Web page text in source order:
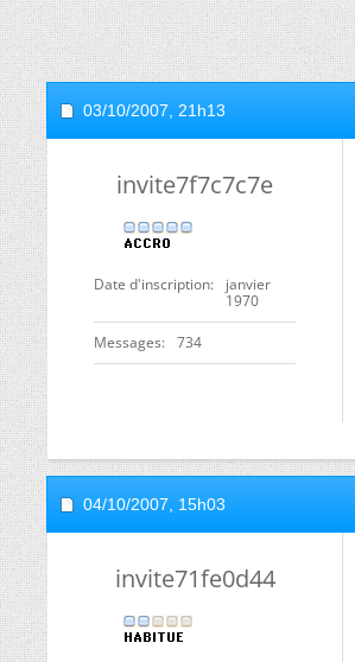
03/10/2007, 21h13
invite7f7c7c7e
Date d'inscription
janvier
1970
Messages 734
04/10/2007, 15h03
invite71fe0d44